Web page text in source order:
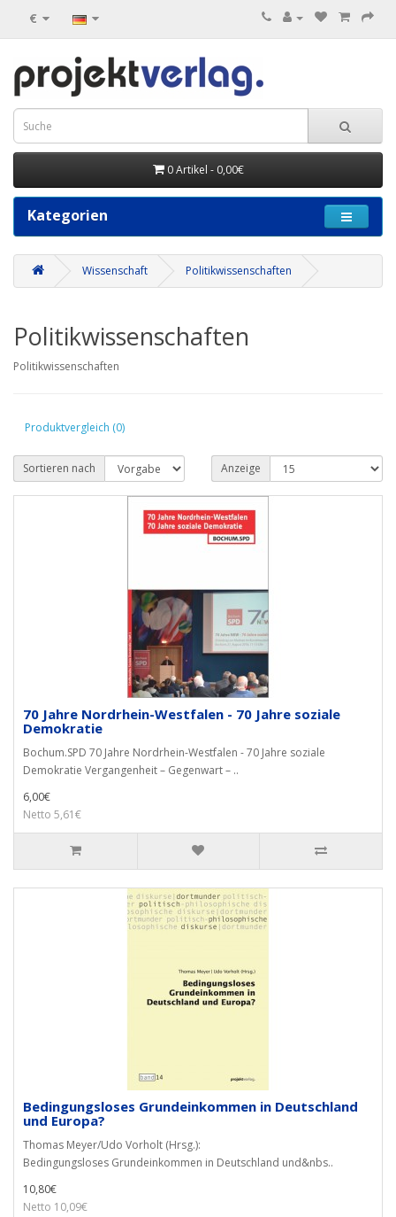
€
0 Artikel - 0,00€
Kategorien
Wissenschaft Politikwissenschaften
Politikwissenschaften
Politikwissenschaften
Produktvergleich (0)
Sortieren nach Anzeige
70 Jahre Nordrhein-Westfalen - 70 Jahre soziale
Demokratie
Bochum.SPD 70 Jahre Nordrhein-Westfalen - 70 Jahre soziale
Demokratie Vergangenheit – Gegenwart – ..
6,00€
Netto 5,61€
Bedingungsloses Grundeinkommen in Deutschland
und Europa?
Thomas Meyer/Udo Vorholt (Hrsg.):
Bedingungsloses Grundeinkommen in Deutschland und&nbs..
10,80€
Netto 10,09€